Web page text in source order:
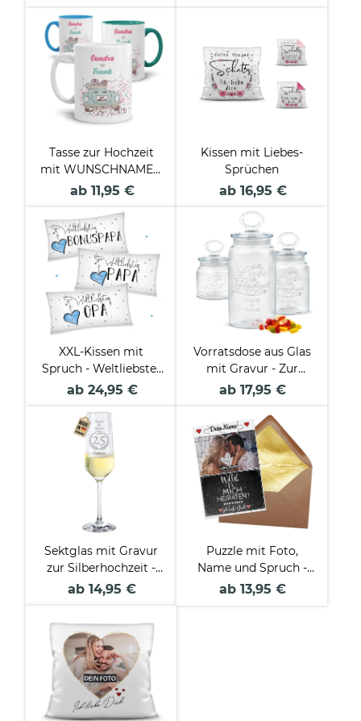
Tasse zur Hochzeit
mit WUNSCHNAMEN
- Just Married
ab 11,95 €
Kissen mit Liebes-
Sprüchen
ab 16,95 €
XXL-Kissen mit
Spruch - Weltliebster
Lieblingsmensch für
ab 24,95 €
Vorratsdose aus Glas
mit Gravur - Zur
Hochzeit mit Namen
Verschiedene Größen
ab 17,95 €
Sektglas mit Gravur
zur Silberhochzeit -
mit Namen und
ab 14,95 €
Puzzle mit Foto,
Name und Spruch -
Willst du mich
ab 13,95 €